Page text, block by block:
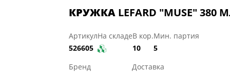
КРУЖКА LEFARD "MUSE" 380
Артикул
526605
На складеВ кор.
10
Мин. партия
5
Бренд
Доставка